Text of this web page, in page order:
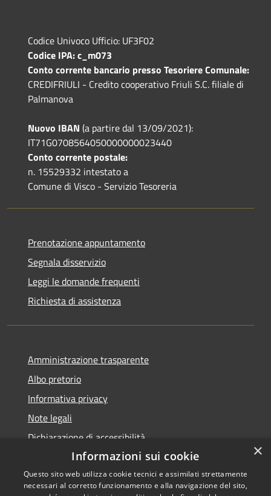
Codice Univoco Ufficio: UF3F02
Codice IPA: c_m073
Conto corrente bancario presso Tesoriere Comunale:
CREDIFRIULI - Credito cooperativo Friuli S.C. filiale di
Palmanova
Nuovo IBAN (a partire dal 13/09/2021):
IT71G0708564050000000023440
Conto corrente postale:
n. 15529332 intestato a
Comune di Visco - Servizio Tesoreria
Prenotazione appuntamento
Segnala disservizio
Leggi le domande frequenti
Richiesta di assistenza
Amministrazione trasparente
Albo pretorio
Informativa privacy
Note legali
Dichiarazione di accessibilità
×
Informazioni sui cookie
Questo sito web utilizza cookie tecnici e assimilati strettamente
necessari al corretto funzionamento e alla navigazione del sito,